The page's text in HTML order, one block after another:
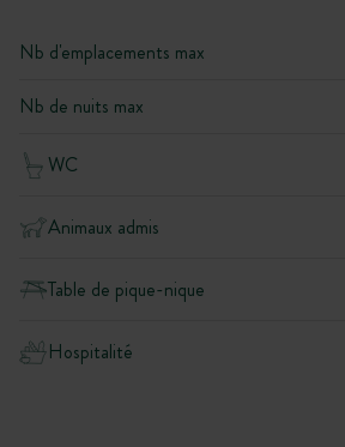
Nb d'emplacements max
Nb de nuits max
WC
Animaux admis
Table de pique-nique
Hospitalité